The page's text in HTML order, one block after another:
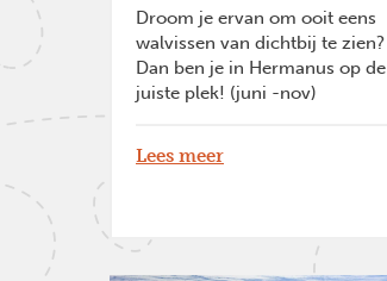
Droom je ervan om ooit eens
walvissen van dichtbij te zien?
Dan ben je in Hermanus op de
juiste plek! (juni -nov)
Lees meer
Previous